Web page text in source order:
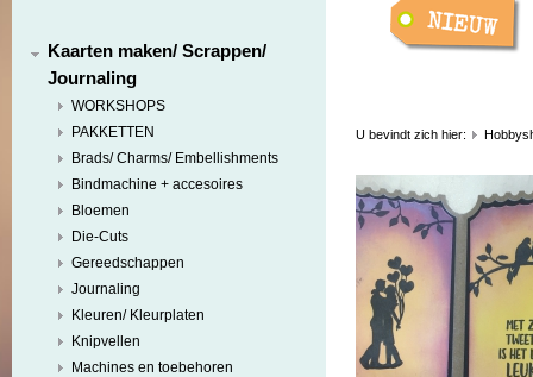
Kaarten maken/ Scrappen/
Journaling
WORKSHOPS
PAKKETTEN
Brads/ Charms/ Embellishments
Bindmachine + accesoires
Bloemen
Die-Cuts
Gereedschappen
Journaling
Kleuren/ Kleurplaten
Knipvellen
Machines en toebehoren
U bevindt zich hier: